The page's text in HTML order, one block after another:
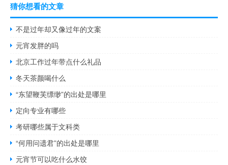
猜你想看的文章
不是过年却又像过年的文案
元宵发胖的吗
北京工作过年带点什么礼品
冬天茶颜喝什么
“东望鞭芙缥缈”的出处是哪里
定向专业有哪些
考研哪些属于文科类
“何用问遗君”的出处是哪里
元宵节可以吃什么水饺